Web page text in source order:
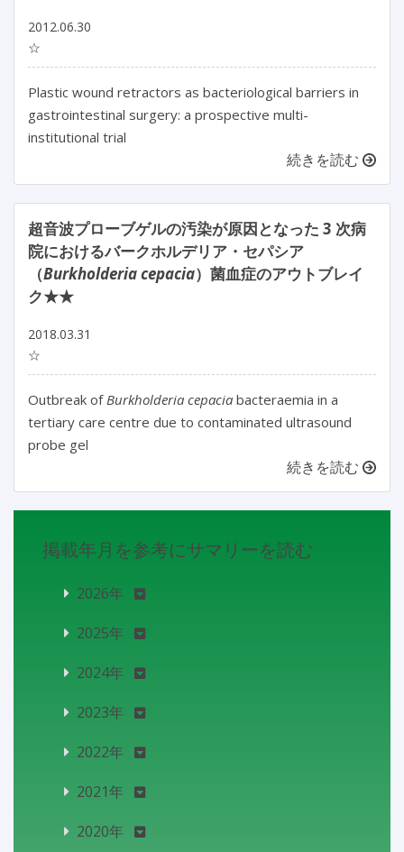
2012.06.30
☆
Plastic wound retractors as bacteriological barriers in
gastrointestinal surgery: a prospective multi-
institutional trial
続きを読む
超音波プローブゲルの汚染が原因となった 3 次病
院におけるバークホルデリア・セパシア
（Burkholderia cepacia）菌血症のアウトブレイ
ク★★
2018.03.31
☆
Outbreak ofBurkholderia cepacia bacteraemia in a
tertiary care centre due to contaminated ultrasound
probe gel
続きを読む
掲載年月を参考にサマリーを読む
2026年
2025年
2024年
2023年
2022年
2021年
2020年